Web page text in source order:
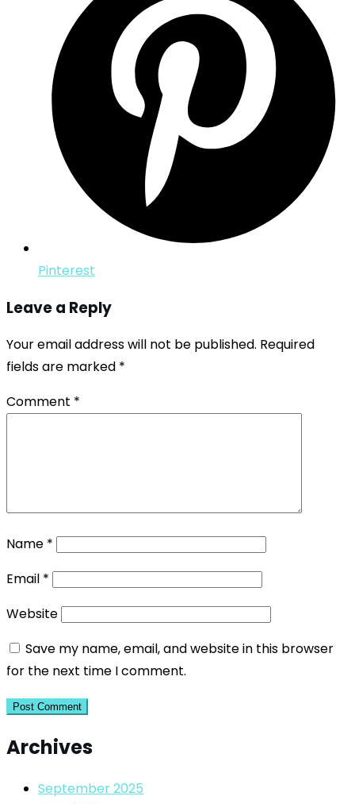
Pinterest
Leave a Reply
Your email address will not be published. Required
fields are marked *
Comment *
Name *
Email *
Website
Save my name, email, and website in this browser
for the next time I comment.
Archives
September 2025